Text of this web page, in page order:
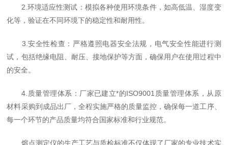
2.环境适应性测试：模拟各种使用环境条件，如高低温、湿度变
化等，验证在不同环境下的稳定性和耐用性。
3.安全性检查：严格遵照电器安全法规，电气安全性能进行测
试，包括绝缘电阻、耐压、接地保护等方面，确保用户在使用过程中
的安全。
4.质量管理体系：厂家已建立*的ISO9001质量管理体系，从原
材料采购到成品出厂，全程实施严格的质量监控，确保每一道工序、
每一个环节的产品质量均符合国家标准和行业规范。
熔点测定仪的生产工艺与质检标准不仅体现了厂家的专业技术实